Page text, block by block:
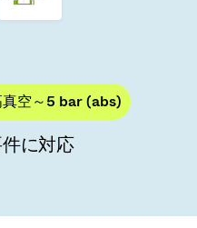
真空～5 bar (abs)
に対応